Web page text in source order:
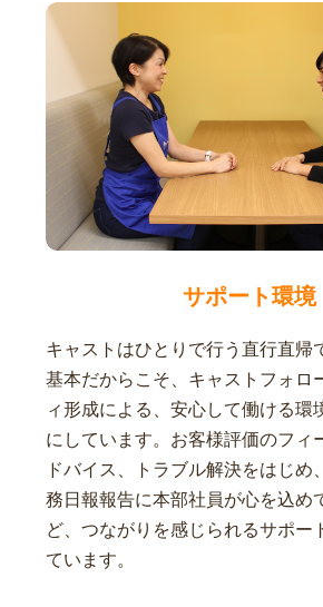
サポート環境
キャストはひとりで行う直行直帰
基本だからこそ、キャストフォロ
ィ形成による、安心して働ける環
にしています。お客様評価のフィ
ドバイス、トラブル解決をはじめ
務日報報告に本部社員が心を込め
ど、つながりを感じられるサポー
ています。